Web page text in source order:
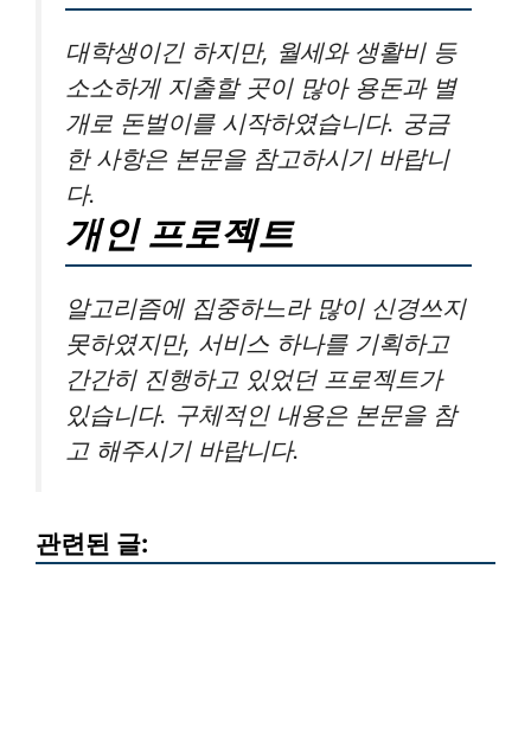
대학생이긴 하지만, 월세와 생활비 등
소소하게 지출할 곳이 많아 용돈과 별
개로 돈벌이를 시작하였습니다. 궁금
한 사항은 본문을 참고하시기 바랍니
다.
개인 프로젝트
알고리즘에 집중하느라 많이 신경쓰지
못하였지만, 서비스 하나를 기획하고
간간히 진행하고 있었던 프로젝트가
있습니다. 구체적인 내용은 본문을 참
고 해주시기 바랍니다.
관련된 글: